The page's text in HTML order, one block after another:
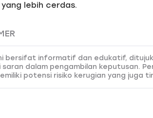
lebih cerdas.
bersifat informatif dan edukatif,
saran dalam pengambilan keputusan.
potensi risiko kerugian yang juga